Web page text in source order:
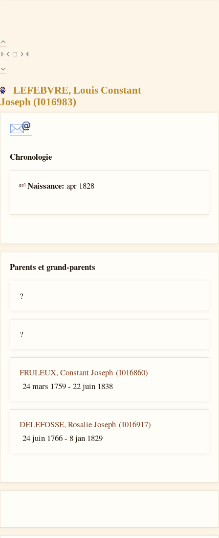
LEFEBVRE, Louis Constant
Joseph (I016983)
Chronologie
Naissance:apr 1828
Parents et grand-parents
?
?
FRULEUX, Constant Joseph (I016860)
24 mars 1759 - 22 juin 1838
DELEFOSSE, Rosalie Joseph (I016917)
24 juin 1766 - 8 jan 1829